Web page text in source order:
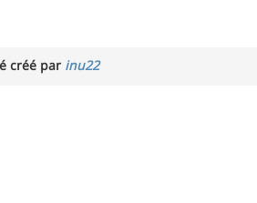
créé par inu22